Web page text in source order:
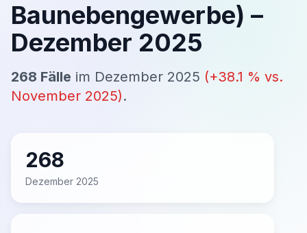
Baunebengewerbe) –
Dezember 2025
268 Fälle im Dezember 2025 (+38.1 % vs.
November 2025).
268
Dezember 2025